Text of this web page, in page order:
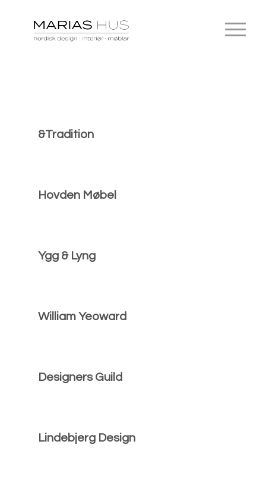
&Tradition
Hovden Møbel
Ygg & Lyng
William Yeoward
Designers Guild
Lindebjerg Design